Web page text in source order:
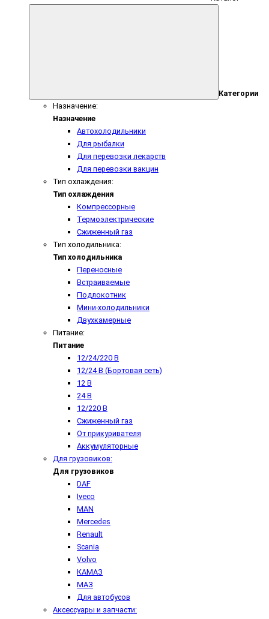
Категории
Назначение:
Назначение
Автохолодильники
Для рыбалки
Для перевозки лекарств
Для перевозки вакцин
Тип охлаждения:
Тип охлаждения
Компрессорные
Термоэлектрические
Сжиженный газ
Тип холодильника:
Тип холодильника
Переносные
Встраиваемые
Подлокотник
Мини-холодильники
Двухкамерные
Питание:
Питание
12/24/220 В
12/24 В (Бортовая сеть)
12 В
24 В
12/220 В
Сжиженный газ
От прикуривателя
Аккумуляторные
Для грузовиков:
Для грузовиков
DAF
Iveco
MAN
Mercedes
Renault
Scania
Volvo
КАМАЗ
МАЗ
Для автобусов
Аксессуары и запчасти: